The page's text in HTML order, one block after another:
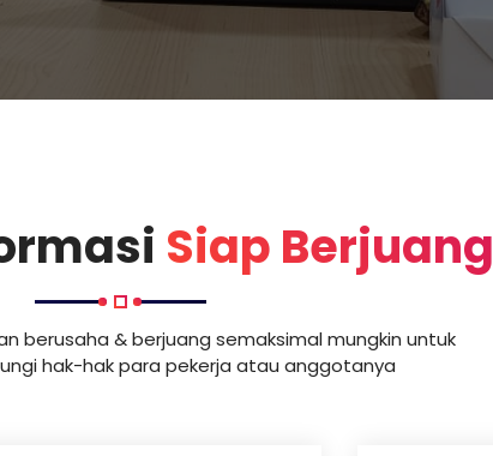
Siap Berjuang
berusaha & berjuang semaksimal mungkin untuk
hak-hak para pekerja atau anggotanya